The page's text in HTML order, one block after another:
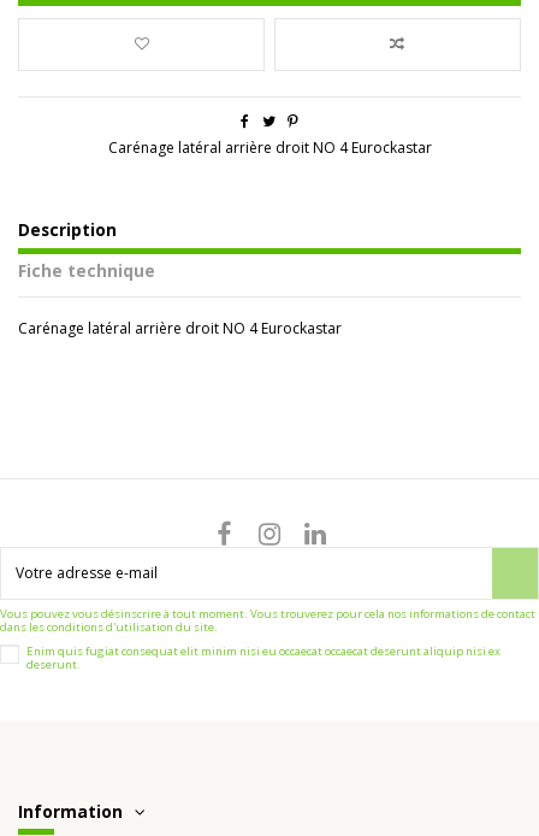
Carénage latéral arrière droit NO 4 Eurockastar
Description
Fiche technique
Carénage latéral arrière droit NO 4 Eurockastar
Vous pouvez vous désinscrire à tout moment. Vous trouverez pour cela nos informations de contact
dans les conditions d'utilisation du site.
Enim quis fugiat consequat elit minim nisi eu occaecat occaecat deserunt aliquip nisi ex
deserunt.
Information